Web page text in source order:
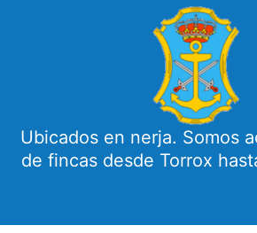
Ubicados en nerja. Somos
de fincas desde Torrox